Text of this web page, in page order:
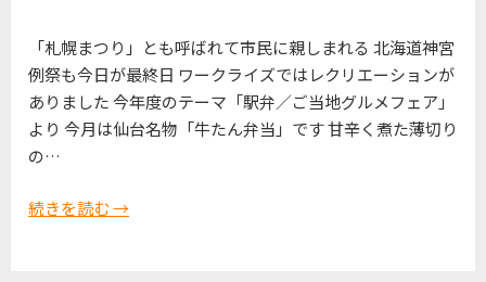
「札幌まつり」とも呼ばれて市民に親しまれる 北海道神宮
例祭も今日が最終日 ワークライズではレクリエーションが
ありました 今年度のテーマ「駅弁／ご当地グルメフェア」
より 今月は仙台名物「牛たん弁当」です 甘辛く煮た薄切り
の…
続きを読む →